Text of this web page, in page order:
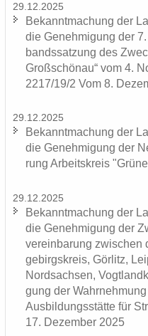
29.12.2025
Be­kannt­ma­chung der
die Ge­neh­mi­gung der
bands­sat­zung des
Groß­schön­au“ vom 4.
2217/19/2 Vom 8.
29.12.2025
Be­kannt­ma­chung der
die Ge­neh­mi­gung der
rung Ar­beits­kreis
29.12.2025
Be­kannt­ma­chung der
die Ge­neh­mi­gung der
ver­ein­ba­rung zwi­schen
ge­birgs­kreis, Gör­litz,
Nord­sach­sen,
gung der
Aus­bil­dungs­stät­te für
17. De­zem­ber 2025